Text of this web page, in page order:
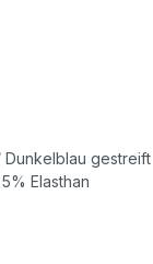
gestreift
Elasthan